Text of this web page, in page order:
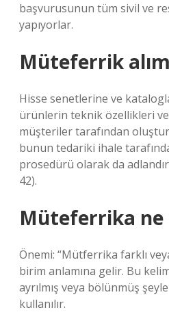
başvurusunun tüm sivil ve
yapıyorlar.
Müteferrik
Hisse senetlerine ve
ürünlerin teknik özellikleri
müşteriler tarafından
bunun tedariki ihale
prosedürü olarak da
42).
Müteferrika ne
Önemi: “Mütferrika farklı
birim anlamına gelir. Bu
ayrılmış veya bölünmüş
kullanılır.